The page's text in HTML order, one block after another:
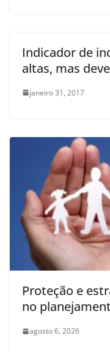
Indicador de
altas, mas
janeiro 31, 2017
Proteção e
no
agosto 6, 2026